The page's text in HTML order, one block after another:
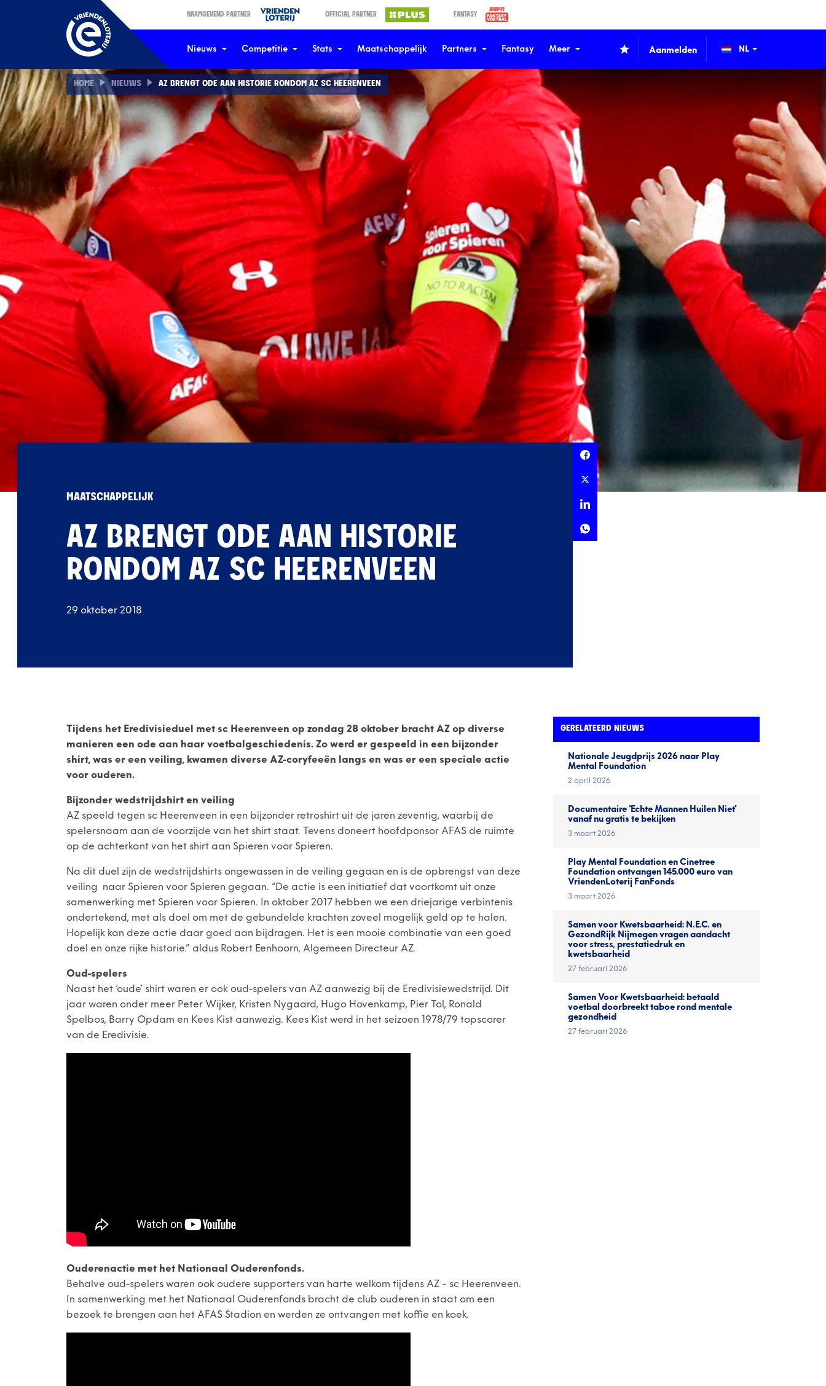
NAAMGEVEND PARTNER OFFICIAL PARTNER FANTASY
Nieuws Competitie Stats Maatschappelijk Partners Fantasy Meer Aanmelden
HOME NIEUWS AZ BRENGT ODE AAN HISTORIE RONDOM AZ SC HEERENVEEN
MAATSCHAPPELIJK
AZ BRENGT ODE AAN HISTORIE
RONDOM AZ SC HEERENVEEN
29 oktober 2018
Tijdens het Eredivisieduel met sc Heerenveen op zondag 28 oktober bracht AZ op diverse
manieren een ode aan haar voetbalgeschiedenis. Zo werd er gespeeld in een bijzonder
shirt, was er een veiling, kwamen diverse AZ-coryfeeën langs en was er een speciale actie
voor ouderen.
Bijzonder wedstrijdshirt en veiling
AZ speeld tegen sc Heerenveen in een bijzonder retroshirt uit de jaren zeventig, waarbij de
spelersnaam aan de voorzijde van het shirt staat. Tevens doneert hoofdponsor AFAS de ruimte
op de achterkant van het shirt aan Spieren voor Spieren.
Na dit duel zijn de wedstrijdshirts ongewassen in de veiling gegaan en is de opbrengst van deze
veiling naar Spieren voor Spieren gegaan. “De actie is een initiatief dat voortkomt uit onze
samenwerking met Spieren voor Spieren. In oktober 2017 hebben we een driejarige verbintenis
ondertekend, met als doel om met de gebundelde krachten zoveel mogelijk geld op te halen.
Hopelijk kan deze actie daar goed aan bijdragen. Het is een mooie combinatie van een goed
doel en onze rijke historie.” aldus Robert Eenhoorn, Algemeen Directeur AZ.
Oud-spelers
Naast het ‘oude’ shirt waren er ook oud-spelers van AZ aanwezig bij de Eredivisiewedstrijd. Dit
jaar waren onder meer Peter Wijker, Kristen Nygaard, Hugo Hovenkamp, Pier Tol, Ronald
Spelbos, Barry Opdam en Kees Kist aanwezig. Kees Kist werd in het seizoen 1978/79 topscorer
van de Eredivisie.
Ouderenactie met het Nationaal Ouderenfonds.
Behalve oud-spelers waren ook oudere supporters van harte welkom tijdens AZ - sc Heerenveen.
In samenwerking met het Nationaal Ouderenfonds bracht de club ouderen in staat om een
bezoek te brengen aan het AFAS Stadion en werden ze ontvangen met koffie en koek.
GERELATEERD NIEUWS
Nationale Jeugd­prijs 2026 naar Play
Mental Foundation
2 april 2026
Documentaire 'Echte Mannen Huilen Niet'
vanaf nu gratis te bekijken
3 maart 2026
Play Mental Foundation en Cinetree
Foundation ontvangen 145.000 euro van
VriendenLoterij FanFonds
3 maart 2026
Samen voor Kwetsbaarheid: N.E.C. en
GezondRijk Nijmegen vragen aandacht
voor stress, prestatiedruk en
kwetsbaarheid
27 februari 2026
Samen Voor Kwetsbaarheid: betaald
voetbal doorbreekt taboe rond mentale
gezondheid
27 februari 2026